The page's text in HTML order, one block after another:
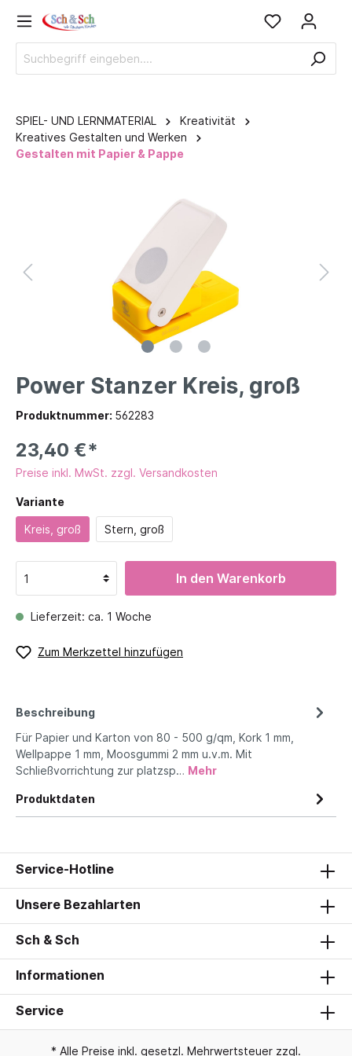
SPIEL- UND LERNMATERIAL
Kreativität
Kreatives Gestalten und Werken
Gestalten mit Papier & Pappe
Power Stanzer Kreis, groß
Produktnummer: 562283
23,40 €*
Preise inkl. MwSt. zzgl. Versandkosten
Variante
Kreis, groß Stern, groß
In den Warenkorb
Lieferzeit: ca. 1 Woche
Zum Merkzettel hinzufügen
Beschreibung
Für Papier und Karton von 80 - 500 g/qm, Kork 1 mm,
Wellpappe 1 mm, Moosgummi 2 mm u.v.m. Mit
Schließvorrichtung zur platzsp… Mehr
Produktdaten
Service-Hotline
Unsere Bezahlarten
Sch & Sch
Informationen
Service
* Alle Preise inkl. gesetzl. Mehrwertsteuer zzgl.